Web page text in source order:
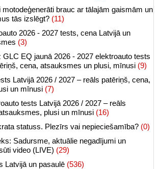
brauc ar tālajām gaismām un
tās izslēgt? (11)
2026 - 2027 tests, cena Latvijā un
(3)
EQ jaunā 2026 - 2027 elektroauto tests
cena, atsauksmes un plusi, mīnusi (9)
Latvijā 2026 / 2027 – reāls patēriņš, cena,
un mīnusi (7)
tests Latvijā 2026 / 2027 – reāls
plusi un mīnusi (16)
statuss. Plezīrs vai nepieciešamība? (0)
Sadursme, aktuālie negadījumi un
video (LIVE) (29)
Latvijā un pasaulē (536)